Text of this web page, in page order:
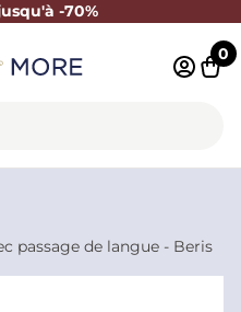
-70%
0
passage de langue - Beris